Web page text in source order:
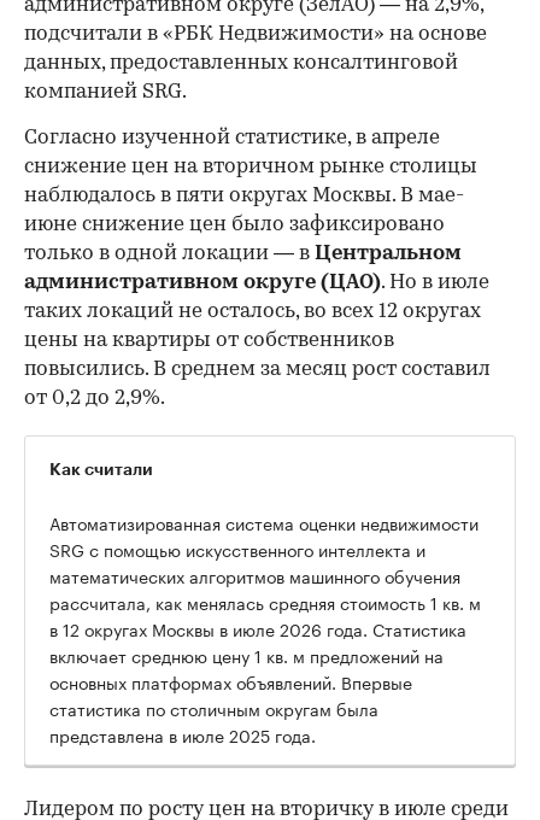
административном округе (ЗелАО) — на 2,9%,
подсчитали в «РБК Недвижимости» на основе
данных, предоставленных консалтинговой
компанией SRG.
Согласно изученной статистике, в апреле
снижение цен на вторичном рынке столицы
наблюдалось в пяти округах Москвы. В мае-
июне снижение цен было зафиксировано
только в одной локации — в Центральном
административном округе (ЦАО). Но в июле
таких локаций не осталось, во всех 12 округах
цены на квартиры от собственников
повысились. В среднем за месяц рост составил
от 0,2 до 2,9%.
Как считали
Автоматизированная система оценки недвижимости
SRG с помощью искусственного интеллекта и
математических алгоритмов машинного обучения
рассчитала, как менялась средняя стоимость 1 кв. м
в 12 округах Москвы в июле 2026 года. Статистика
включает среднюю цену 1 кв. м предложений на
основных платформах объявлений. Впервые
статистика по столичным округам была
представлена в июле 2025 года.
Лидером по росту цен на вторичку в июле среди